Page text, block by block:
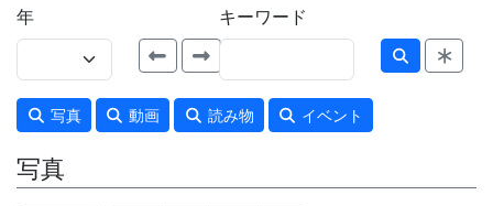
年 キーワード
写真 動画 読み物 イベント
写真